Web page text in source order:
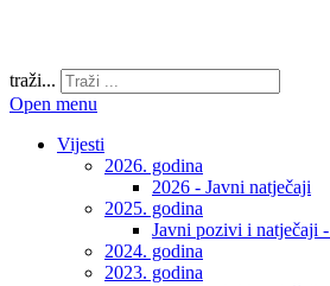
traži...
Open menu
Vijesti
2026. godina
2026 - Javni natječaji
2025. godina
Javni pozivi i natječaji
2024. godina
2023. godina